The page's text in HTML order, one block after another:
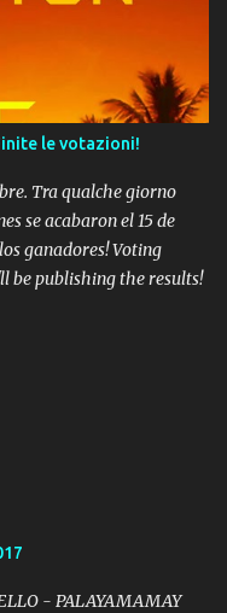
le votazioni!
Tra qualche giorno
se acabaron el 15 de
ganadores! Voting
be publishing the results!
- PALAYAMAMAY